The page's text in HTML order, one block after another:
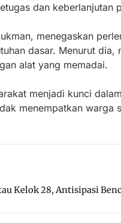
dan keberlanjutan
menegaskan
dasar. Menurut dia,
alat yang memadai.
menjadi kunci
menempatkan warga
Kelok 28, Antisipasi